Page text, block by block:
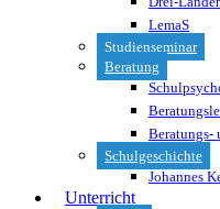
LemaS
Studienseminar
Beratung
Beratungs-
Schulgeschichte
Johannes
Unterricht